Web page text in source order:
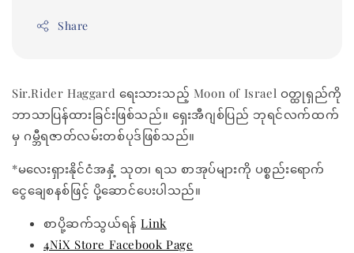
Share
Sir.Rider Haggard ရေးသားသည့် Moon of Israel ဝတ္ထုရှည်ကို
ဘာသာပြန်ထားခြင်းဖြစ်သည်။ ရှေးအီဂျစ်ပြည် ဘုရင်လက်ထက်
မှ ဂမ္ဘီရဇာတ်လမ်းတစ်ပုဒ်ဖြစ်သည်။
*မလေးရှားနိုင်ငံအနှံ့ သုတ၊ ရသ စာအုပ်များကို ပစ္စည်းရောက်
ငွေချေစနစ်ဖြင့် ပို့ဆောင်ပေးပါသည်။
စာပို့ဆက်သွယ်ရန်Link
4NiX Store Facebook Page